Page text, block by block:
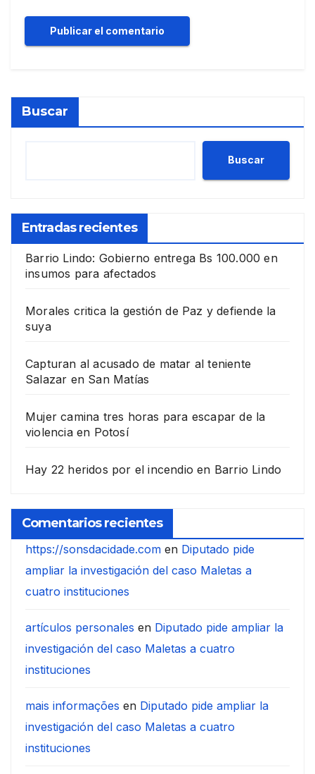
Buscar
Buscar
Entradas recientes
Barrio Lindo: Gobierno entrega Bs 100.000 en
insumos para afectados
Morales critica la gestión de Paz y defiende la
suya
Capturan al acusado de matar al teniente
Salazar en San Matías
Mujer camina tres horas para escapar de la
violencia en Potosí
Hay 22 heridos por el incendio en Barrio Lindo
Comentarios recientes
https://sonsdacidade.com en Diputado pide
ampliar la investigación del caso Maletas a
cuatro instituciones
artículos personales en Diputado pide ampliar la
investigación del caso Maletas a cuatro
instituciones
mais informações en Diputado pide ampliar la
investigación del caso Maletas a cuatro
instituciones